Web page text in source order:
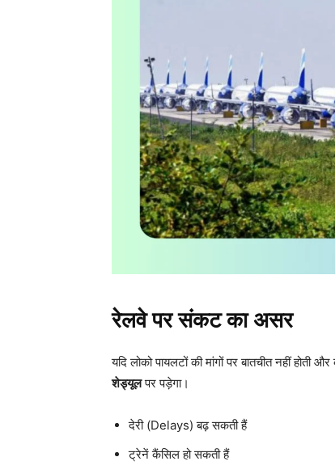
रेलवे पर संकट का असर
यदि लोको पायलटों की मांगों पर बातचीत नहीं होती
शेड्यूलपर पड़ेगा।
देरी (Delays) बढ़ सकती हैं
ट्रेनें कैंसिल हो सकती हैं